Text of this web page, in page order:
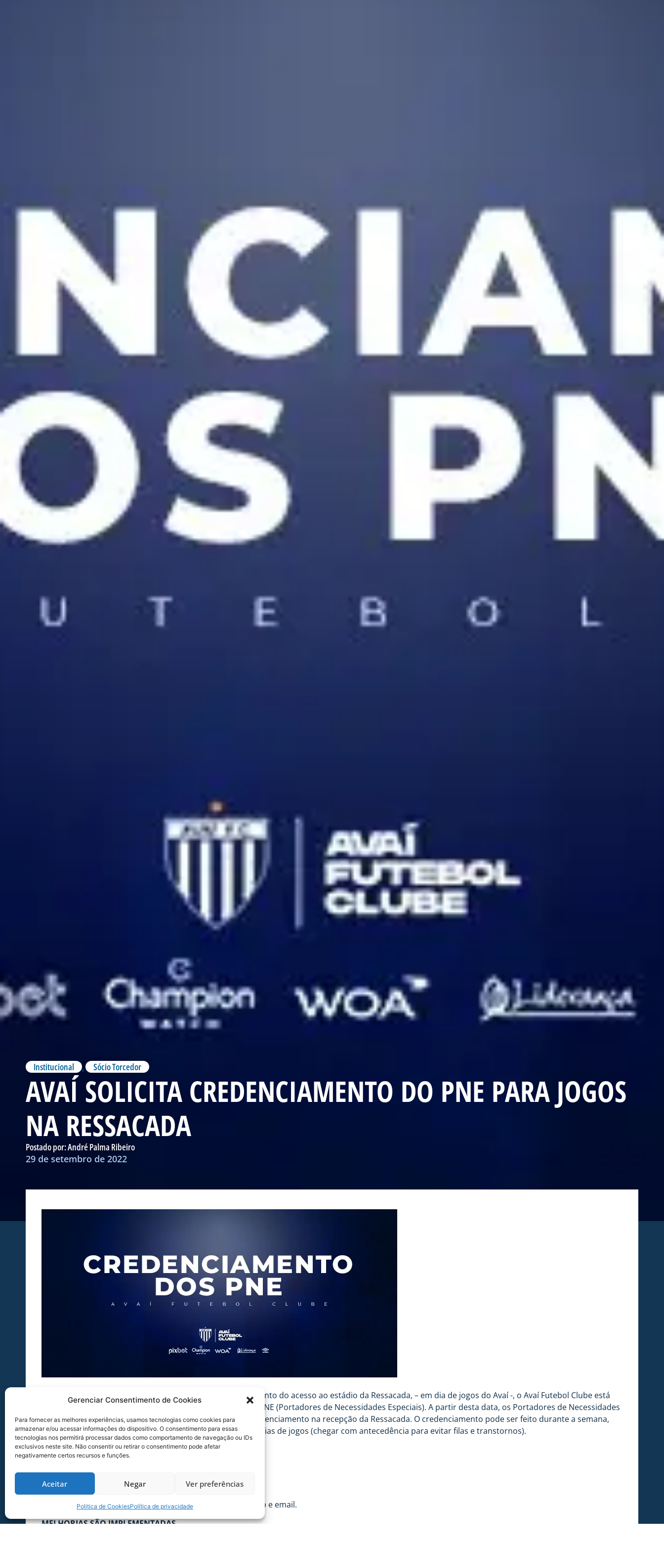
Gerenciar Consentimento de Cookies
Para fornecer as melhores experiências, usamos tecnologias como cookies para
armazenar e/ou acessar informações do dispositivo. O consentimento para essas
tecnologias nos permitirá processar dados como comportamento de navegação ou IDs
exclusivos neste site. Não consentir ou retirar o consentimento pode afetar
negativamente certos recursos e funções.
Aceitar Negar Ver preferências
Politica de CookiesPolítica de privacidade
Institucional , Sócio Torcedor
AVAÍ SOLICITA CREDENCIAMENTO DO PNE PARA JOGOS
NA RESSACADA
Postado por:André Palma Ribeiro
29 de setembro de 2022
Visando melhorar o atendimento e evitar fraudes no momento do acesso ao estádio da Ressacada, – em dia de jogos do Avaí -, o Avaí Futebol Clube está
implementando um novo procedimento para o acesso de PNE (Portadores de Necessidades Especiais). A partir desta data, os Portadores de Necessidades
Especiais devem, obrigatoriamente, realizar um rápido credenciamento na recepção da Ressacada. O credenciamento pode ser feito durante a semana,
em horário comercial (de 2ª a 6ª das 9h até às 18h), ou em dias de jogos (chegar com antecedência para evitar filas e transtornos).
DOCUMENTOS NECESSÁRIOS
Documento oficial com foto;
Carteirinha de PNE;
Declaração médica ou atestado;
Também serão solicitados telefone para contato / whatsapp e email.
MELHORIAS SÃO IMPLEMENTADAS